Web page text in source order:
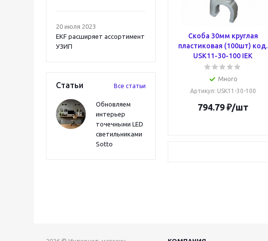
20 июля 2023
EKF расширяет ассортимент
УЗИП
Статьи Все статьи
Обновляем
интерьер
точечными LED
светильниками
Sotto
Скоба 30мм круглая
пластиковая (100шт) код.
USK11-30-100 IEK
Много
Артикул: USK11-30-100
794.79₽/шт